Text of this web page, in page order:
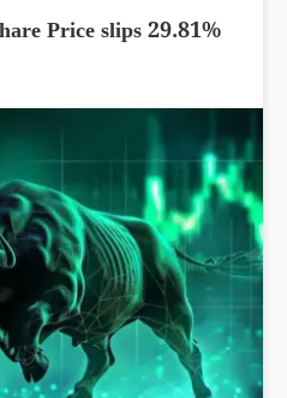
Price slips 29.81%